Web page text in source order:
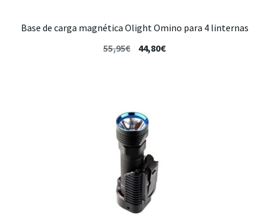
Base de carga magnética Olight Omino para 4 linternas
55,95€ 44,80€